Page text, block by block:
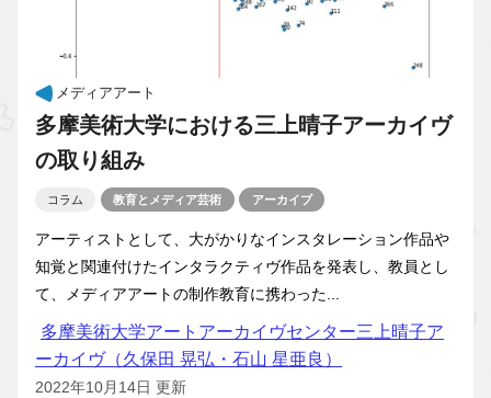
メディアアート
多摩美術大学における三上晴子アーカイヴ
の取り組み
コラム 教育とメディア芸術 アーカイブ
アーティストとして、大がかりなインスタレーション作品や
知覚と関連付けたインタラクティヴ作品を発表し、教員とし
て、メディアアートの制作教育に携わった...
多摩美術大学アートアーカイヴセンター三上晴子ア
ーカイヴ（久保田 晃弘・石山 星亜良）
2022年10月14日 更新